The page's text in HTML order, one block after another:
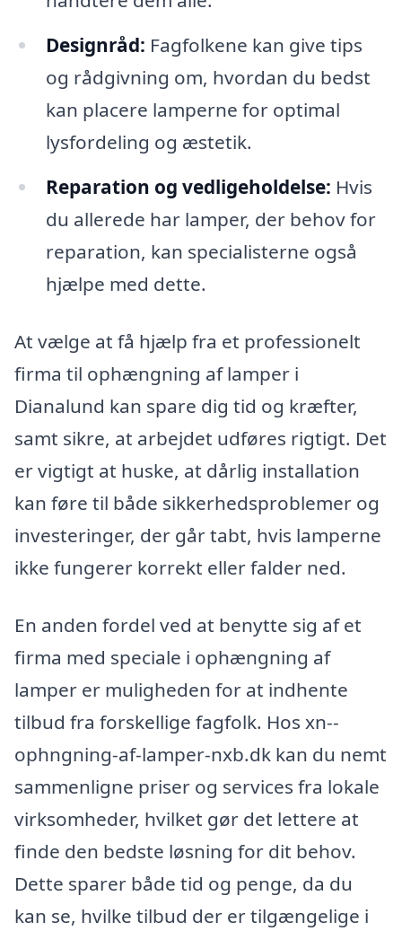
Designråd: Fagfolkene kan give tips
og rådgivning om, hvordan du bedst
kan placere lamperne for optimal
lysfordeling og æstetik.
Reparation og vedligeholdelse: Hvis
du allerede har lamper, der behov for
reparation, kan specialisterne også
hjælpe med dette.
At vælge at få hjælp fra et professionelt
firma til ophængning af lamper i
Dianalund kan spare dig tid og kræfter,
samt sikre, at arbejdet udføres rigtigt. Det
er vigtigt at huske, at dårlig installation
kan føre til både sikkerhedsproblemer og
investeringer, der går tabt, hvis lamperne
ikke fungerer korrekt eller falder ned.
En anden fordel ved at benytte sig af et
firma med speciale i ophængning af
lamper er muligheden for at indhente
tilbud fra forskellige fagfolk. Hos xn--
ophngning-af-lamper-nxb.dk kan du nemt
sammenligne priser og services fra lokale
virksomheder, hvilket gør det lettere at
finde den bedste løsning for dit behov.
Dette sparer både tid og penge, da du
kan se, hvilke tilbud der er tilgængelige i